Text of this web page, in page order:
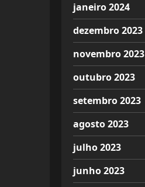
janeiro 2024
dezembro 2023
novembro 2023
outubro 2023
setembro 2023
agosto 2023
julho 2023
junho 2023